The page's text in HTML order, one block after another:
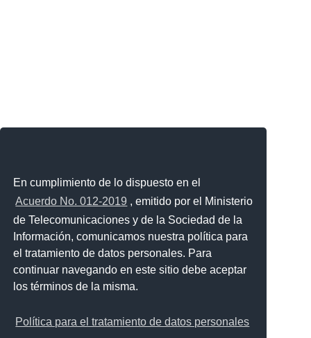
En cumplimiento de lo dispuesto en el
Acuerdo No. 012-2019 , emitido por el Ministerio
de Telecomunicaciones y de la Sociedad de la
Información, comunicamos nuestra política para
el tratamiento de datos personales. Para
continuar navegando en este sitio debe aceptar
los términos de la misma.
Política para el tratamiento de datos personales